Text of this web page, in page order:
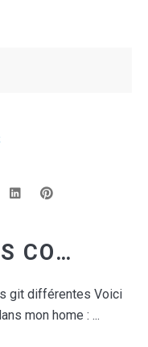
GÉRER DES CONFIGS GIT DIFFÉRENTES
git différentes Voici
mon home : ...